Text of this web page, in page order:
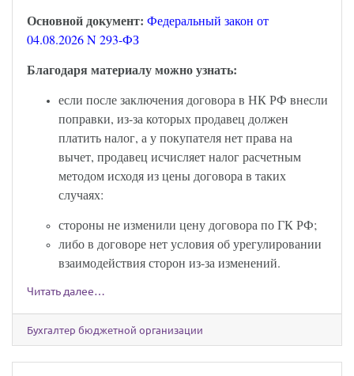
Основной документ: Федеральный закон от
04.08.2026 N 293-ФЗ
Благодаря материалу можно узнать:
если после заключения договора в НК РФ внесли
поправки, из-за которых продавец должен
платить налог, а у покупателя нет права на
вычет, продавец исчисляет налог расчетным
методом исходя из цены договора в таких
случаях:
стороны не изменили цену договора по ГК РФ;
либо в договоре нет условия об урегулировании
взаимодействия сторон из-за изменений.
Читать далее…
Бухгалтер бюджетной организации